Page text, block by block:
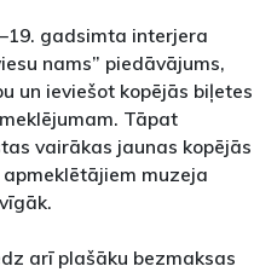
gadsimta interjera
nams” piedāvājums,
un ieviešot kopējās biļetes
Tāpat
vairākas jaunas kopējās
muzeja
arī plašāku bezmaksas